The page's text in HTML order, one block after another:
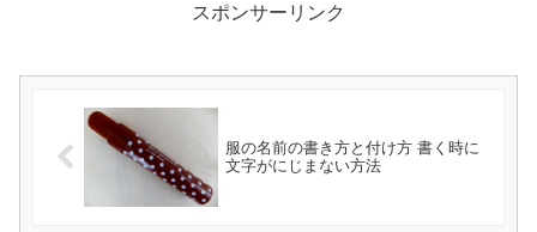
スポンサーリンク
服の名前の書き方と付け方 書く時に
文字がにじまない方法